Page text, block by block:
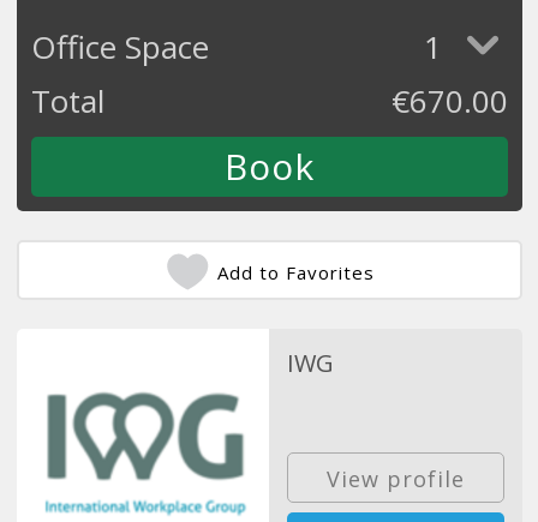
Office Space
1
Total
€670.00
Add to Favorites
IWG
View profile